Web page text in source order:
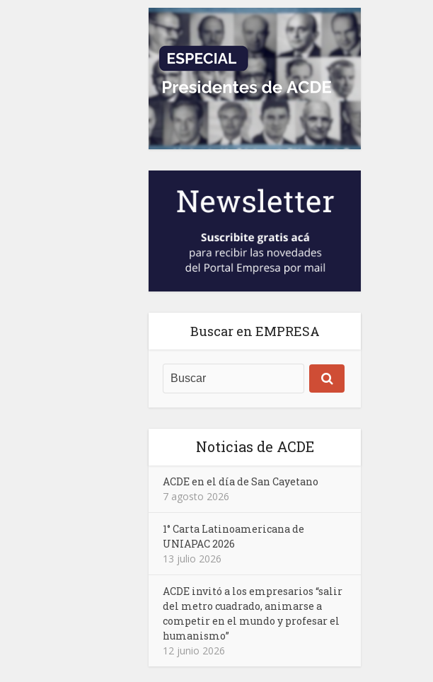
Buscar en EMPRESA
Noticias de ACDE
ACDE en el día de San Cayetano
7 agosto 2026
1° Carta Latinoamericana de
UNIAPAC 2026
13 julio 2026
ACDE invitó a los empresarios “salir
del metro cuadrado, animarse a
competir en el mundo y profesar el
humanismo”
12 junio 2026